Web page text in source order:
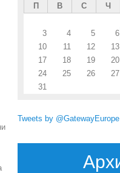
П В С Ч
3
4 5 6
10
11 12 13
17
18 19 20
24
25 26 27
31
Tweets by @GatewayEurope